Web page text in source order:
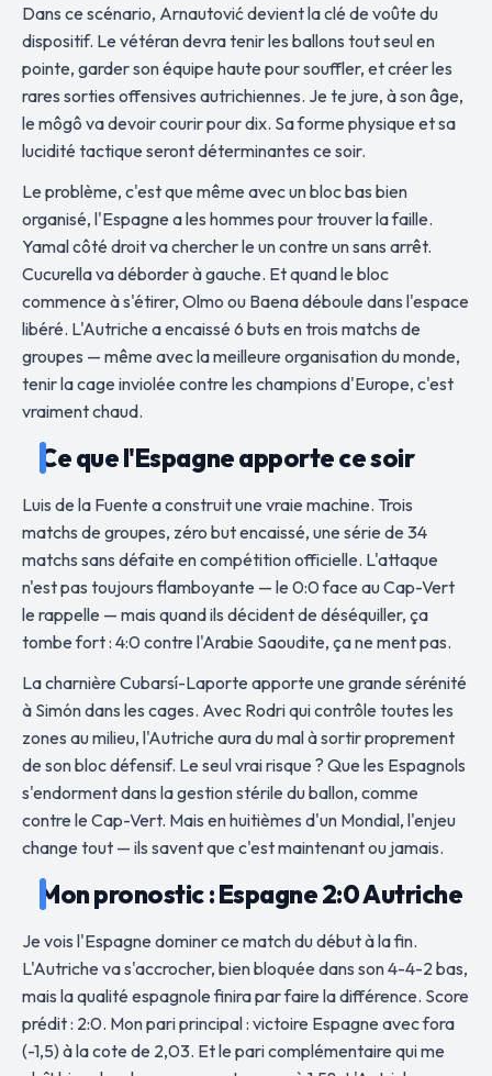
Dans ce scénario, Arnautović devient la clé de voûte du
dispositif. Le vétéran devra tenir les ballons tout seul en
pointe, garder son équipe haute pour souffler, et créer les
rares sorties offensives autrichiennes. Je te jure, à son âge,
le môgô va devoir courir pour dix. Sa forme physique et sa
lucidité tactique seront déterminantes ce soir.
Le problème, c'est que même avec un bloc bas bien
organisé, l'Espagne a les hommes pour trouver la faille.
Yamal côté droit va chercher le un contre un sans arrêt.
Cucurella va déborder à gauche. Et quand le bloc
commence à s'étirer, Olmo ou Baena déboule dans l'espace
libéré. L'Autriche a encaissé 6 buts en trois matchs de
groupes — même avec la meilleure organisation du monde,
tenir la cage inviolée contre les champions d'Europe, c'est
vraiment chaud.
Ce que l'Espagne apporte ce soir
Luis de la Fuente a construit une vraie machine. Trois
matchs de groupes, zéro but encaissé, une série de 34
matchs sans défaite en compétition officielle. L'attaque
n'est pas toujours flamboyante — le 0:0 face au Cap-Vert
le rappelle — mais quand ils décident de déséquiller, ça
tombe fort : 4:0 contre l'Arabie Saoudite, ça ne ment pas.
La charnière Cubarsí-Laporte apporte une grande sérénité
à Simón dans les cages. Avec Rodri qui contrôle toutes les
zones au milieu, l'Autriche aura du mal à sortir proprement
de son bloc défensif. Le seul vrai risque ? Que les Espagnols
s'endorment dans la gestion stérile du ballon, comme
contre le Cap-Vert. Mais en huitièmes d'un Mondial, l'enjeu
change tout — ils savent que c'est maintenant ou jamais.
Mon pronostic : Espagne 2:0 Autriche
Je vois l'Espagne dominer ce match du début à la fin.
L'Autriche va s'accrocher, bien bloquée dans son 4-4-2 bas,
mais la qualité espagnole finira par faire la différence. Score
prédit : 2:0. Mon pari principal : victoire Espagne avec fora
(-1,5) à la cote de 2,03. Et le pari complémentaire qui me